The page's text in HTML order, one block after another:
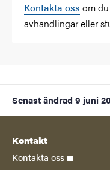
Kontakta oss om
avhandlingar eller
Senast ändrad 9 juni
Kontakt
Kontakta oss